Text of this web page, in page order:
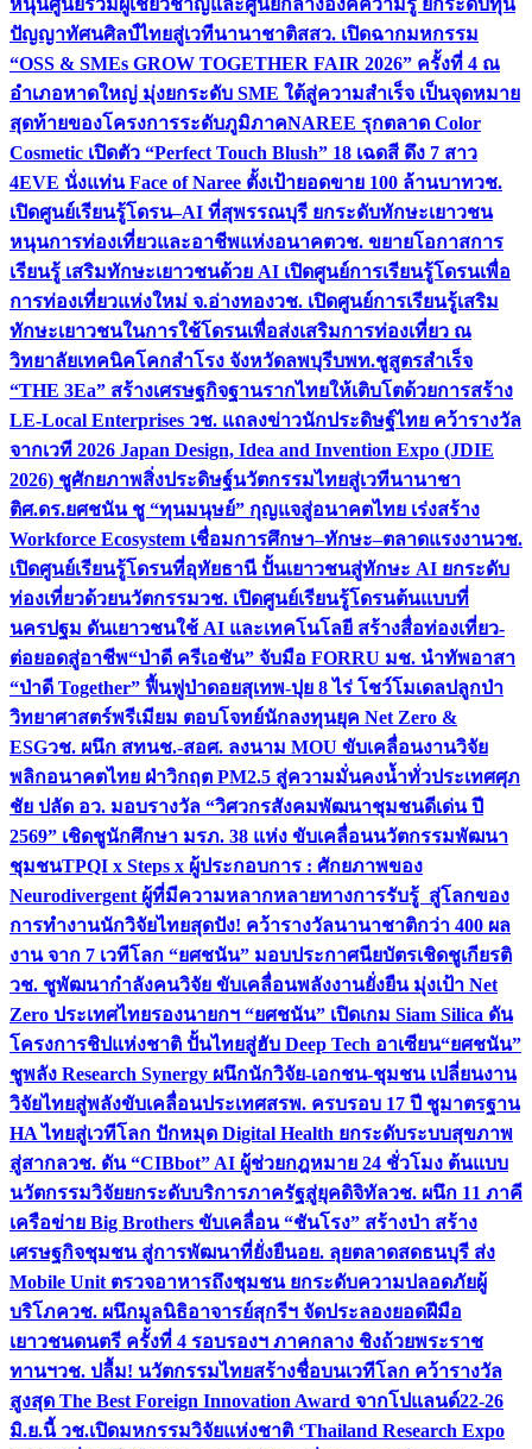
หนุนศูนย์รวมผู้เชี่ยวชาญและศูนย์กลางองค์ความรู้ ยกระดับทุน
ปัญญาทัศนศิลป์ไทยสู่เวทีนานาชาติสสว. เปิดฉากมหกรรม
“OSS & SMEs GROW TOGETHER FAIR 2026” ครั้งที่ 4 ณ
อำเภอหาดใหญ่ มุ่งยกระดับ SME ใต้สู่ความสำเร็จ เป็นจุดหมาย
สุดท้ายของโครงการระดับภูมิภาคNAREE รุกตลาด Color
Cosmetic เปิดตัว “Perfect Touch Blush” 18 เฉดสี ดึง 7 สาว
4EVE นั่งแท่น Face of Naree ตั้งเป้ายอดขาย 100 ล้านบาทวช.
เปิดศูนย์เรียนรู้โดรน–AI ที่สุพรรณบุรี ยกระดับทักษะเยาวชน
หนุนการท่องเที่ยวและอาชีพแห่งอนาคตวช. ขยายโอกาสการ
เรียนรู้ เสริมทักษะเยาวชนด้วย AI เปิดศูนย์การเรียนรู้โดรนเพื่อ
การท่องเที่ยวแห่งใหม่ จ.อ่างทองวช. เปิดศูนย์การเรียนรู้เสริม
ทักษะเยาวชนในการใช้โดรนเพื่อส่งเสริมการท่องเที่ยว ณ
วิทยาลัยเทคนิคโคกสำโรง จังหวัดลพบุรีบพท.ชูสูตรสำเร็จ
“THE 3Ea” สร้างเศรษฐกิจฐานรากไทยให้เติบโตด้วยการสร้าง
LE-Local Enterprises วช. แถลงข่าวนักประดิษฐ์ไทย คว้ารางวัล
จากเวที 2026 Japan Design, Idea and Invention Expo (JDIE
2026) ชูศักยภาพสิ่งประดิษฐ์นวัตกรรมไทยสู่เวทีนานาชา
ติศ.ดร.ยศชนัน ชู “ทุนมนุษย์” กุญแจสู่อนาคตไทย เร่งสร้าง
Workforce Ecosystem เชื่อมการศึกษา–ทักษะ–ตลาดแรงงานวช.
เปิดศูนย์เรียนรู้โดรนที่อุทัยธานี ปั้นเยาวชนสู่ทักษะ AI ยกระดับ
ท่องเที่ยวด้วยนวัตกรรมวช. เปิดศูนย์เรียนรู้โดรนต้นแบบที่
นครปฐม ดันเยาวชนใช้ AI และเทคโนโลยี สร้างสื่อท่องเที่ยว-
ต่อยอดสู่อาชีพ“ป่าดี ครีเอชัน” จับมือ FORRU มช. นำทัพอาสา
“ป่าดี Together” ฟื้นฟูป่าดอยสุเทพ-ปุย 8 ไร่ โชว์โมเดลปลูกป่า
วิทยาศาสตร์พรีเมียม ตอบโจทย์นักลงทุนยุค Net Zero &
ESGวช. ผนึก สทนช.-สอศ. ลงนาม MOU ขับเคลื่อนงานวิจัย
พลิกอนาคตไทย ฝ่าวิกฤต PM2.5 สู่ความมั่นคงน้ำทั่วประเทศศุภ
ชัย ปลัด อว. มอบรางวัล “วิศวกรสังคมพัฒนาชุมชนดีเด่น ปี
2569” เชิดชูนักศึกษา มรภ. 38 แห่ง ขับเคลื่อนนวัตกรรมพัฒนา
ชุมชนTPQI x Steps x ผู้ประกอบการ : ศักยภาพของ
Neurodivergent ผู้ที่มีความหลากหลายทางการรับรู้ สู่โลกของ
การทำงานนักวิจัยไทยสุดปัง! คว้ารางวัลนานาชาติกว่า 400 ผล
งาน จาก 7 เวทีโลก “ยศชนัน” มอบประกาศนียบัตรเชิดชูเกียรติ
วช. ชูพัฒนากำลังคนวิจัย ขับเคลื่อนพลังงานยั่งยืน มุ่งเป้า Net
Zero ประเทศไทยรองนายกฯ “ยศชนัน” เปิดเกม Siam Silica ดัน
โครงการชิปแห่งชาติ ปั้นไทยสู่ฮับ Deep Tech อาเซียน“ยศชนัน”
ชูพลัง Research Synergy ผนึกนักวิจัย-เอกชน-ชุมชน เปลี่ยนงาน
วิจัยไทยสู่พลังขับเคลื่อนประเทศสรพ. ครบรอบ 17 ปี ชูมาตรฐาน
HA ไทยสู่เวทีโลก ปักหมุด Digital Health ยกระดับระบบสุขภาพ
สู่สากลวช. ดัน “CIBbot” AI ผู้ช่วยกฎหมาย 24 ชั่วโมง ต้นแบบ
นวัตกรรมวิจัยยกระดับบริการภาครัฐสู่ยุคดิจิทัลวช. ผนึก 11 ภาคี
เครือข่าย Big Brothers ขับเคลื่อน “ชันโรง” สร้างป่า สร้าง
เศรษฐกิจชุมชน สู่การพัฒนาที่ยั่งยืนอย. ลุยตลาดสดธนบุรี ส่ง
Mobile Unit ตรวจอาหารถึงชุมชน ยกระดับความปลอดภัยผู้
บริโภควช. ผนึกมูลนิธิอาจารย์สุกรีฯ จัดประลองยอดฝีมือ
เยาวชนดนตรี ครั้งที่ 4 รอบรองฯ ภาคกลาง ชิงถ้วยพระราช
ทานฯวช. ปลื้ม! นวัตกรรมไทยสร้างชื่อบนเวทีโลก คว้ารางวัล
สูงสุด The Best Foreign Innovation Award จากโปแลนด์22-26
มิ.ย.นี้ วช.เปิดมหกรรมวิจัยแห่งชาติ ‘Thailand Research Expo